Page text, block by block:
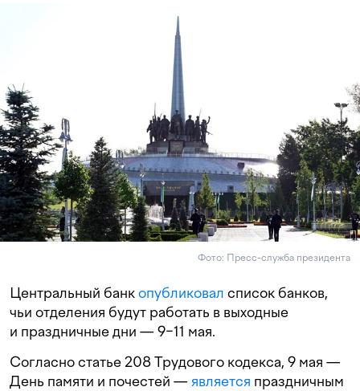
Фото: Пресс-служба президента
Центральный банкопубликовал список банков,
чьи отделения будут работать в выходные
и праздничные дни — 9−11 мая.
Согласно статье 208 Трудового кодекса, 9 мая —
День памяти и почестей —является праздничным